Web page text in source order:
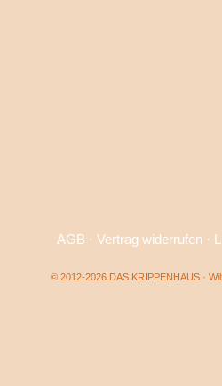
AGB · Vertrag widerrufen·
© 2012-2026 DAS KRIPPENHAUS ·